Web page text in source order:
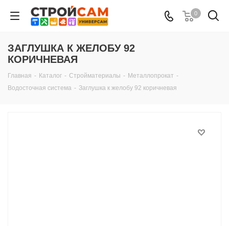
0
ЗАГЛУШКА К ЖЕЛОБУ 92
КОРИЧНЕВАЯ
Главная - Каталог - Стройматериалы - Металлопрокат -
Водосточная система - Заглушка к желобу 92 коричневая